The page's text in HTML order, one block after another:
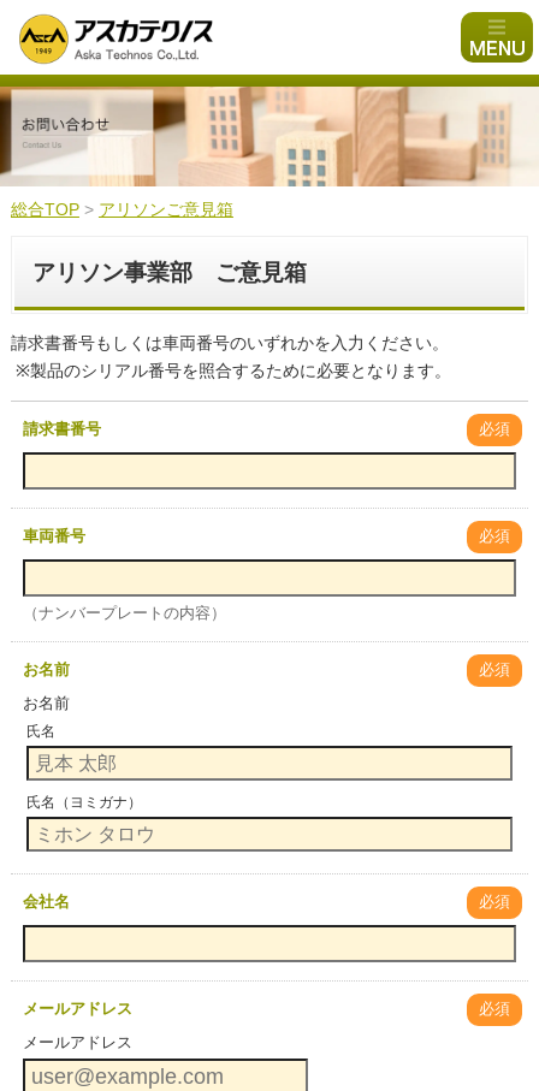
総合TOP > アリソンご意見箱
アリソン事業部 ご意見箱
請求書番号もしくは車両番号のいずれかを入力ください。
※製品のシリアル番号を照合するために必要となります。
請求書番号 必須
車両番号 必須
（ナンバープレートの内容）
お名前
必須
お名前
氏名
氏名（ヨミガナ）
会社名 必須
メールアドレス
必須
メールアドレス